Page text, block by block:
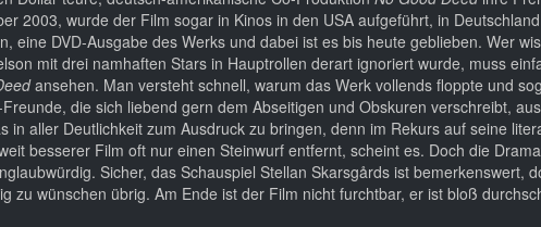
2003, wurde der Film sogar in Kinos in den USA aufgeführt, in
eine DVD-Ausgabe des Werks und dabei ist es bis heute geblieben. Wer
mit drei namhaften Stars in Hauptrollen derart ignoriert wurde, muss
ansehen. Man versteht schnell, warum das Werk vollends floppte und
die sich liebend gern dem Abseitigen und Obskuren verschreibt,
in aller Deutlichkeit zum Ausdruck zu bringen, denn im Rekurs auf seine
besserer Film oft nur einen Steinwurf entfernt, scheint es. Doch die
Sicher, das Schauspiel Stellan Skarsgårds ist bemerkenswert,
zu wünschen übrig. Am Ende ist der Film nicht furchtbar, er ist bloß